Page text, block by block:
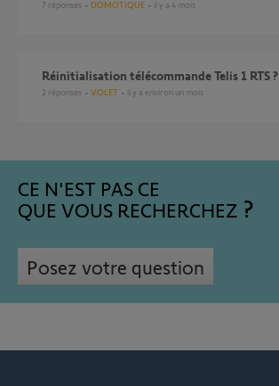
7 réponses DOMOTIQUE il y a 4 mois
réinitialisation télécommande Telis 1 RTS ?
2 réponses VOLET il y a environ un mois
CE N'EST PAS CE
QUE VOUS RECHERCHEZ
Posez votre question